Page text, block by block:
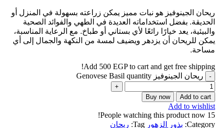
ريحان الجينوفيز هو نبات مميز يمكن زراعته بسهولة في المنزل أو
الحديقة. بفضل استخداماته العديدة في الطهي والفوائد الصحية
والبيئية، يعد خيارًا رائعًا لأي بستاني أو طباخ. مع الرعاية المناسبة،
يمكن للريحان أن يزدهر ويضيف لمسة من النكهة والجمال إلى أي
مساحة.
Add 500 EGPto cart and get free shipping!
ريحان الجينوفيز Genovese Basil quantity
Add to cart
Buy now
Add to wishlist
15
People watching this product now!
Category: بذور الزهور Tag: ريحان